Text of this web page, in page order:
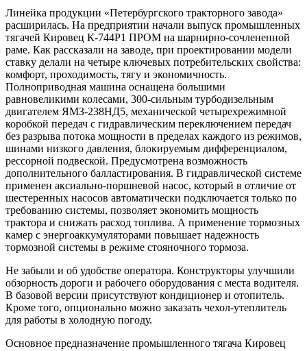
Линейка продукции «Петербургского тракторного завода»
расширилась. На предприятии начали выпуск промышленных
тягачей Кировец К-744Р1 ПРОМ на шарнирно-сочлененной
раме. Как рассказали на заводе, при проектировании модели
ставку делали на четыре ключевых потребительских свойства:
комфорт, проходимость, тягу и экономичность.
Полноприводная машина оснащена большими
равновеликими колесами, 300-сильным турбодизельным
двигателем ЯМЗ-238НД5, механической четырехрежимной
коробкой передач с гидравлическим переключением передач
без разрыва потока мощности в пределах каждого из режимов,
шинами низкого давления, блокируемым дифференциалом,
рессорной подвеской. Предусмотрена возможность
дополнительного балластирования. В гидравлической системе
применен аксиально-поршневой насос, который в отличие от
шестеренных насосов автоматически подключается только по
требованию системы, позволяет экономить мощность
трактора и снижать расход топлива. А применение тормозных
камер с энергоаккумуляторами повышает надежность
тормозной системы в режиме стояночного тормоза.
Не забыли и об удобстве оператора. Конструкторы улучшили
обзорность дороги и рабочего оборудования с места водителя.
В базовой версии присутствуют кондиционер и отопитель.
Кроме того, опционально можно заказать чехол-утеплитель
для работы в холодную погоду.
Основное предназначение промышленного тягача Кировец